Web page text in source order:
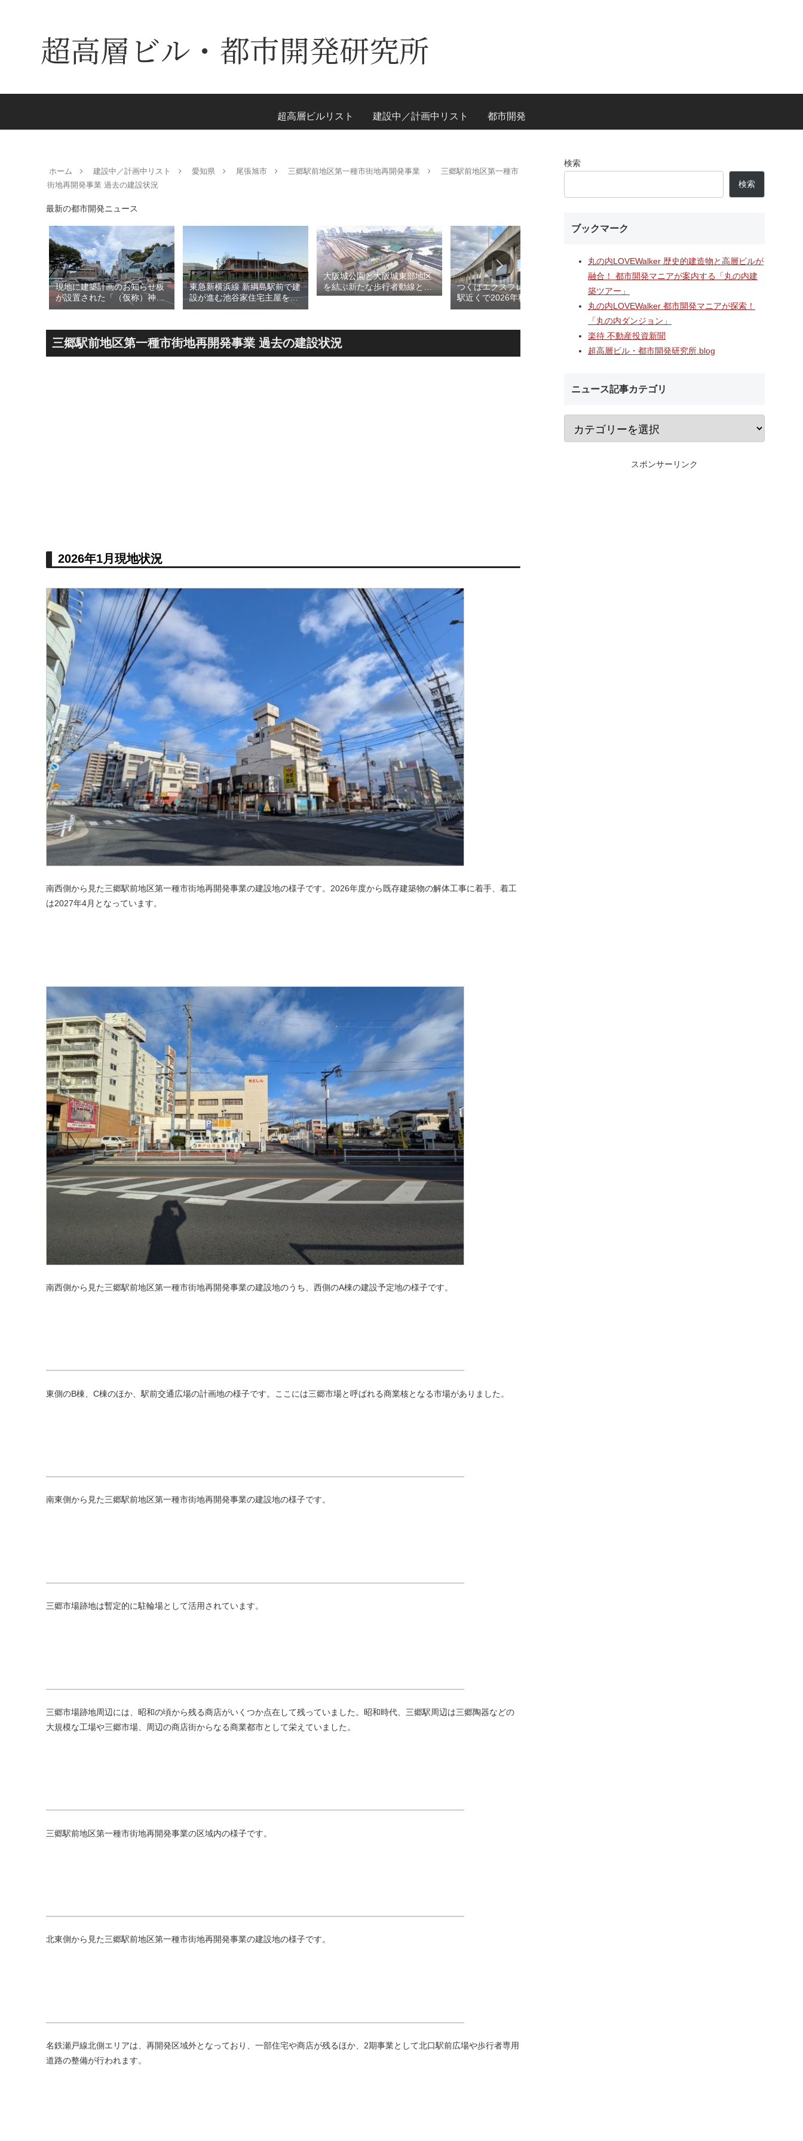
超高層ビル・都市開発研究所
超高層ビルリスト 建設中／計画中リスト 都市開発
ホーム 建設中／計画中リスト 愛知県 尾張旭市 三郷駅前地区第一種市街地再開発事業
三郷駅前地区第一種市
街地再開発事業 過去の建設状況
最新の都市開発ニュース
現地に建築計画のお知らせ板
が設置された「（仮称）神宮
前六丁目八角館建替計
SANAA設計で神宮前交差点に
新たな商業施設誕生へ！！
東急新横浜線 新綱島駅前で建
設が進む池谷家住宅主屋を活
用した「新綱島MICCA」！！
による新たな駅前拠点が2026
年秋誕生へ！！
大阪城公園と大阪城東部地区
を結ぶ新たな歩行者動線とな
る「大阪城公園接続デッ
表！！
つくばエクスプレス研究学園
駅近くで2026年秋に開業する
高架下商業施設「寿横
跡地の開発計画や商業ビル建
海老名駅間地区のViNA
GARDENS（ビナ ガーデン
ズ）で建設中の「（仮称）フ
ァミリー棟」と「（仮称）ホ
テル温浴棟」2026年夏時点建
設状況！！天然温泉のほか子
育て・ペット関連の複合施設
の多目的アリーナ「
三郷駅前地区第一種市街地再開発事業 過去の建設状況
2026年1月現地状況
南西側から見た三郷駅前地区第一種市街地再開発事業の建設地の様子です。2026年度から既存建築物の解体工事に着手、着工
は2027年4月となっています。
南西側から見た三郷駅前地区第一種市街地再開発事業の建設地のうち、西側のA棟の建設予定地の様子です。
東側のB棟、C棟のほか、駅前交通広場の計画地の様子です。ここには三郷市場と呼ばれる商業核となる市場がありました。
南東側から見た三郷駅前地区第一種市街地再開発事業の建設地の様子です。
三郷市場跡地は暫定的に駐輪場として活用されています。
三郷市場跡地周辺には、昭和の頃から残る商店がいくつか点在して残っていました。昭和時代、三郷駅周辺は三郷陶器などの
大規模な工場や三郷市場、周辺の商店街からなる商業都市として栄えていました。
三郷駅前地区第一種市街地再開発事業の区域内の様子です。
北東側から見た三郷駅前地区第一種市街地再開発事業の建設地の様子です。
名鉄瀬戸線北側エリアは、再開発区域外となっており、一部住宅や商店が残るほか、2期事業として北口駅前広場や歩行者専用
道路の整備が行われます。
検索
検索
ブックマーク
丸の内LOVEWalker 歴史的建造物と高層ビルが
融合！ 都市開発マニアが案内する「丸の内建
築ツアー」
丸の内LOVEWalker 都市開発マニアが探索！
「丸の内ダンジョン」
楽待 不動産投資新聞
超高層ビル・都市開発研究所.blog
ニュース記事カテゴリ
スポンサーリンク